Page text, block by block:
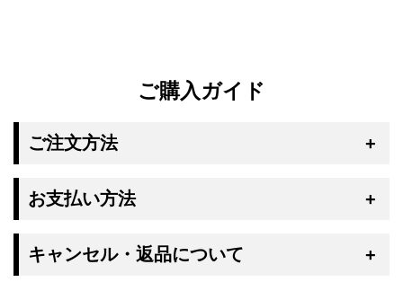
ご購入ガイド
ご注文方法
お支払い方法
キャンセル・返品について